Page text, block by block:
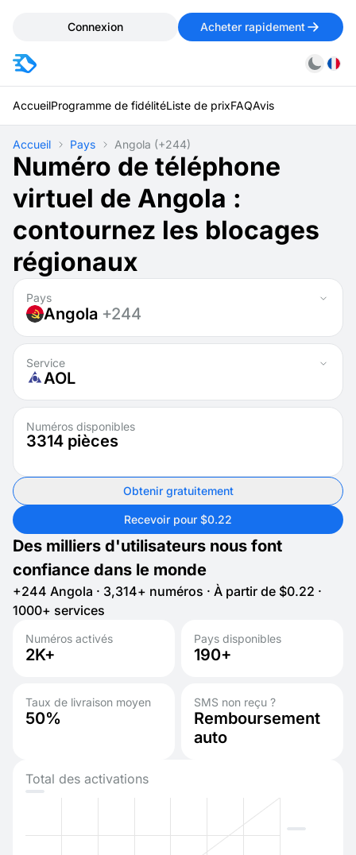
Connexion Acheter rapidement
AccueilProgramme de fidélitéListe de prixFAQAvis
Accueil Pays Angola (+244)
Numéro de téléphone
virtuel de Angola :
contournez les blocages
régionaux
Pays
Angola +244
Service
AOL
Numéros disponibles
3314 pièces
Obtenir gratuitement
Recevoir pour $0.22
Des milliers d'utilisateurs nous font
confiance dans le monde
+244 Angola · 3,314+ numéros · À partir de $0.22 ·
1000+ services
Numéros activés
2K+
Pays disponibles
190+
Taux de livraison moyen
50%
SMS non reçu ?
Remboursement
auto
Total des activations